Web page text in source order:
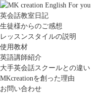
英会話教室日記
生徒様からのご感想
レッスンスタイルの説明
使用教材
英語講師紹介
大手英会話スクールとの違い
MKcreationを創った理由
お問い合わせ